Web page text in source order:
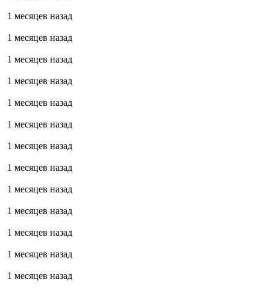
1 месяцев назад
1 месяцев назад
1 месяцев назад
1 месяцев назад
1 месяцев назад
1 месяцев назад
1 месяцев назад
1 месяцев назад
1 месяцев назад
1 месяцев назад
1 месяцев назад
1 месяцев назад
1 месяцев назад